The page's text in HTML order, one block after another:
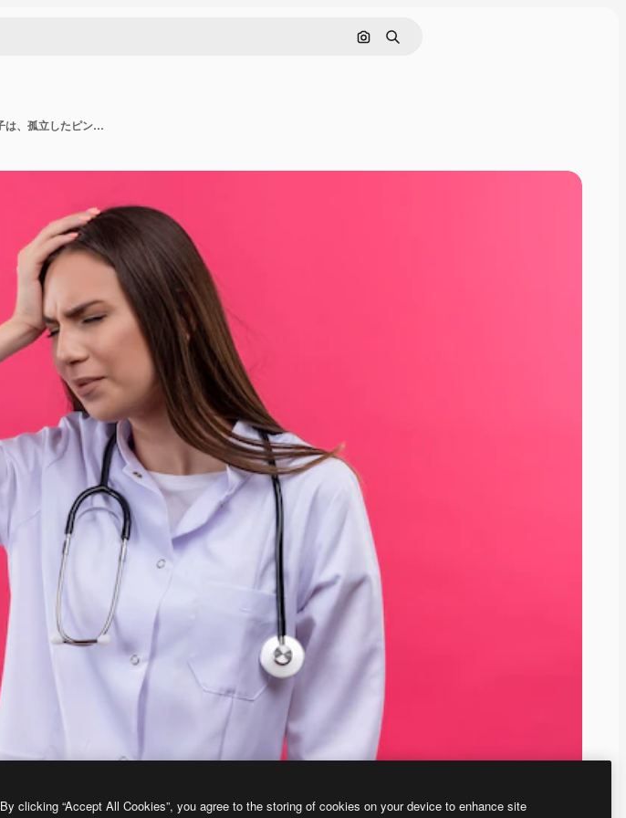
画像で検索
検索
聴診器の医療用ガウンを身に着けている疲れた若い医者の女の子は、孤立したピンクの壁に彼女の手を頭に置きます
By clicking “Accept All Cookies”, you agree to the storing of cookies on your device to enhance site